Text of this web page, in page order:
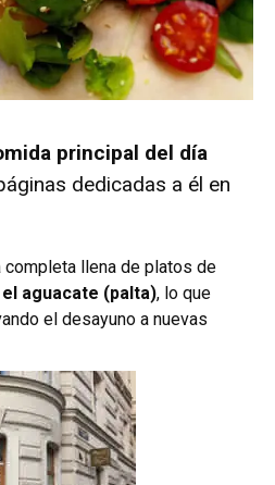
principal del día
dedicadas a él en
completa llena de platos de
aguacate (palta), lo que
el desayuno a nuevas